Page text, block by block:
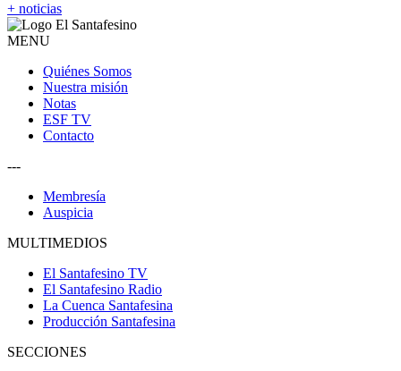
+ noticias
MENU
Quiénes Somos
Nuestra misión
Notas
ESF TV
Contacto
---
Membresía
Auspicia
MULTIMEDIOS
El Santafesino TV
El Santafesino Radio
La Cuenca Santafesina
Producción Santafesina
SECCIONES